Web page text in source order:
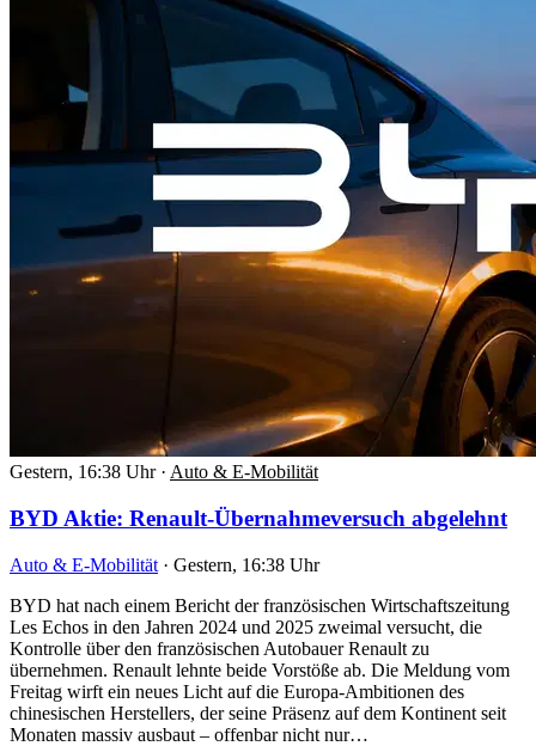
Gestern, 16:38 Uhr · Auto & E-Mobilität
BYD Aktie: Renault-Übernahmeversuch abgelehnt
Auto & E-Mobilität · Gestern, 16:38 Uhr
BYD hat nach einem Bericht der französischen Wirtschaftszeitung
Les Echos in den Jahren 2024 und 2025 zweimal versucht, die
Kontrolle über den französischen Autobauer Renault zu
übernehmen. Renault lehnte beide Vorstöße ab. Die Meldung vom
Freitag wirft ein neues Licht auf die Europa-Ambitionen des
chinesischen Herstellers, der seine Präsenz auf dem Kontinent seit
Monaten massiv ausbaut – offenbar nicht nur…